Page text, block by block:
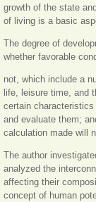
growth of the state
of living is a basic
The degree of
whether favorable
not, which include a
life, leisure time, and
certain
and evaluate them;
calculation made will
The author
analyzed the
affecting their
concept of human